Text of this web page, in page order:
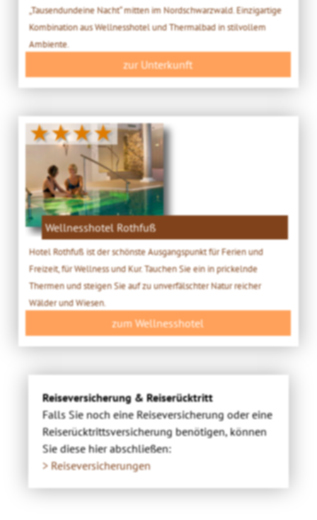
„Tausendundeine Nacht“ mitten im Nordschwarzwald. Einzigartige
Kombination aus Wellnesshotel und Thermalbad in stilvollem
Ambiente.
zur Unterkunft
★★★★
Wellnesshotel Rothfuß
Hotel Rothfuß ist der schönste Ausgangspunkt für Ferien und
Freizeit, für Wellness und Kur. Tauchen Sie ein in prickelnde
Thermen und steigen Sie auf zu unverfälschter Natur reicher
Wälder und Wiesen.
zum Wellnesshotel
Reiseversicherung & Reiserücktritt
Falls Sie noch eine Reiseversicherung oder eine
Reiserücktrittsversicherung benötigen, können
Sie diese hier abschließen:
> Reiseversicherungen